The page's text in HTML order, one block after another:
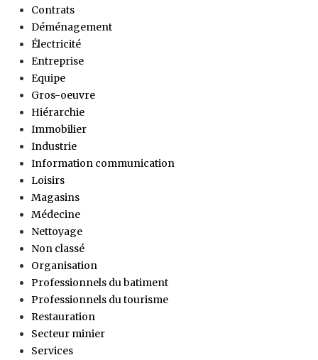
Contrats
Déménagement
Électricité
Entreprise
Equipe
Gros-oeuvre
Hiérarchie
Immobilier
Industrie
Information communication
Loisirs
Magasins
Médecine
Nettoyage
Non classé
Organisation
Professionnels du batiment
Professionnels du tourisme
Restauration
Secteur minier
Services